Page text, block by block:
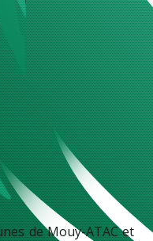
de Mouy-ATAC et